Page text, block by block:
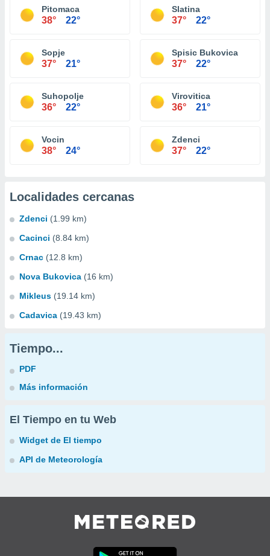
Pitomaca
38° 22°
Slatina
37° 22°
Sopje
37° 21°
Spisic Bukovica
37° 22°
Suhopolje
36° 22°
Virovitica
36° 21°
Vocin
38° 24°
Zdenci
37° 22°
Localidades cercanas
Zdenci (1.99 km)
Cacinci (8.84 km)
Crnac (12.8 km)
Nova Bukovica (16 km)
Mikleus (19.14 km)
Cadavica (19.43 km)
Tiempo...
PDF
Más información
El Tiempo en tu Web
Widget de El tiempo
API de Meteorología